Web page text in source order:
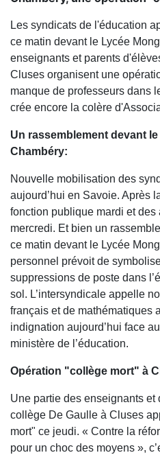
Les syndicats de l'éducation
ce matin devant le Lycée
enseignants et parents
Cluses organisent une
manque de professeurs dans
crée encore la colère
Un rassemblement devant
Chambéry:
Nouvelle mobilisation des
aujourd’hui en Savoie. Après
fonction publique mardi et
mercredi. Et bien un
ce matin devant le Lycée
personnel prévoit de
suppressions de poste dans
sol. L’intersyndicale appelle
français et de mathématiques
indignation aujourd’hui face
ministère de l’éducation.
Opération "collège mort" à
Une partie des enseignants et
collège De Gaulle à Cluses
mort" ce jeudi. « Contre la
pour un choc des moyens »,